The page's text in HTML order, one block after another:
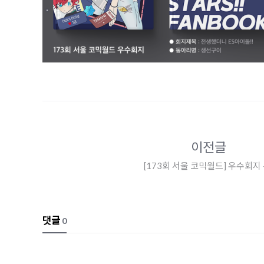
이전글
[173회 서울 코믹월드] 우수회지
댓글 0